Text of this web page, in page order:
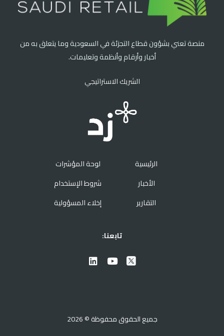
منصة تعني بشؤون قطاع التجزئة في السعودية وما يتعلق به من
أخبار وأرقام وأنظمة وتعليمات.
الشريك الاستراتيجي
الرئيسية
الأخبار
التقارير
لوحة المؤشرات
شروط الإستخدام
إخلاء المسؤولية
تابعنا:
جميع الحقوق محفوظة © 2026